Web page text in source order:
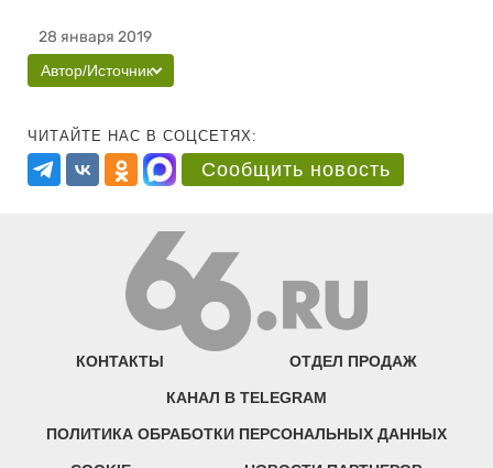
28 января 2019
Автор/Источник
ЧИТАЙТЕ НАС В СОЦСЕТЯХ:
Сообщить новость
КОНТАКТЫ ОТДЕЛ ПРОДАЖ
КАНАЛ В TELEGRAM
ПОЛИТИКА ОБРАБОТКИ ПЕРСОНАЛЬНЫХ ДАННЫХ